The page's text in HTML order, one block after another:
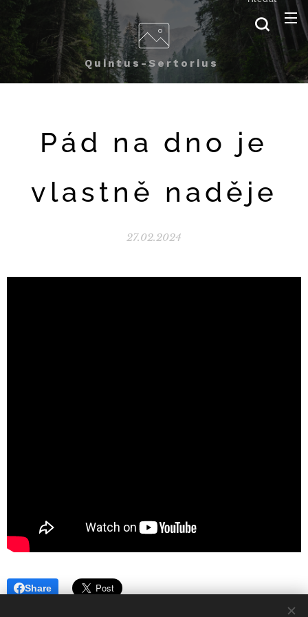
Quintus-Sertorius
Pád na dno je
vlastně naděje
27.02.2024
Share